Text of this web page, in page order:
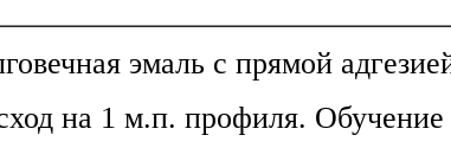
эмаль с прямой
на 1 м.п. профиля. Обучение